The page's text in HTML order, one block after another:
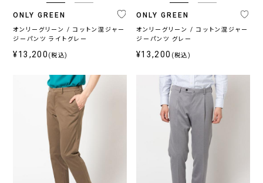
ONLY GREEN
オンリーグリーン / コットン混ジャー
ジーパンツ ライトグレー
¥13,200 (税込)
ONLY GREEN
オンリーグリーン / コットン混ジャー
ジーパンツ グレー
¥13,200 (税込)